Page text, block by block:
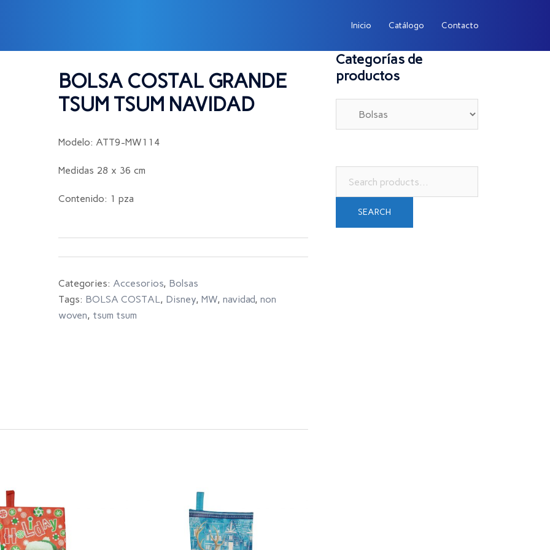
Inicio Catálogo Contacto
BOLSA COSTAL GRANDE
TSUM TSUM NAVIDAD
Modelo: ATT9-MW114
Medidas 28 x 36 cm
Contenido: 1 pza
Categories: Accesorios, Bolsas
Tags: BOLSA COSTAL, Disney, MW, navidad, non
woven, tsum tsum
Categorías de
productos
for:
SEARCH